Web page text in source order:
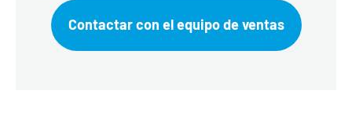
Contactar con el equipo de ventas